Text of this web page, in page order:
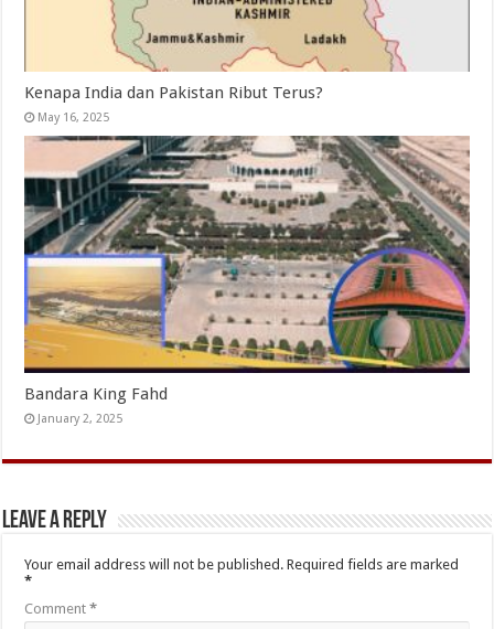
Kenapa India dan Pakistan Ribut Terus?
May 16, 2025
Bandara King Fahd
January 2, 2025
Leave a Reply
Your email address will not be published. Required fields are marked
*
Comment*